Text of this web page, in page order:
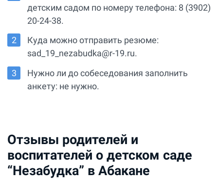
детским садом по номеру телефона: 8 (3902)
20-24-38.
Куда можно отправить резюме:
sad_19_nezabudka@r-19.ru.
Нужно ли до собеседования заполнить
анкету: не нужно.
Отзывы родителей и
воспитателей о детском саде
“Незабудка” в Абакане